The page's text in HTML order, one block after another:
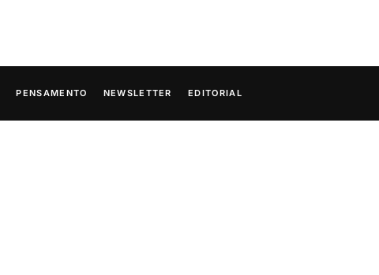
PENSAMENTO NEWSLETTER EDITORIAL